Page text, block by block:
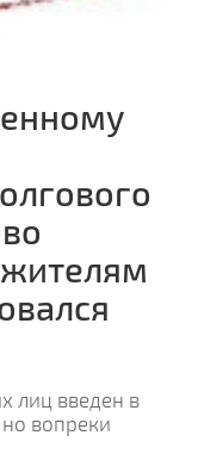
лиц введен в
но вопреки